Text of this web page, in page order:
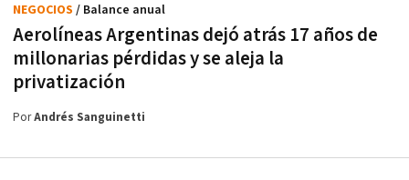
Aerolíneas Argentinas dejó atrás 17 años de
millonarias pérdidas y se aleja la
privatización
NEGOCIOS / Balance anual
PorAndrés Sanguinetti